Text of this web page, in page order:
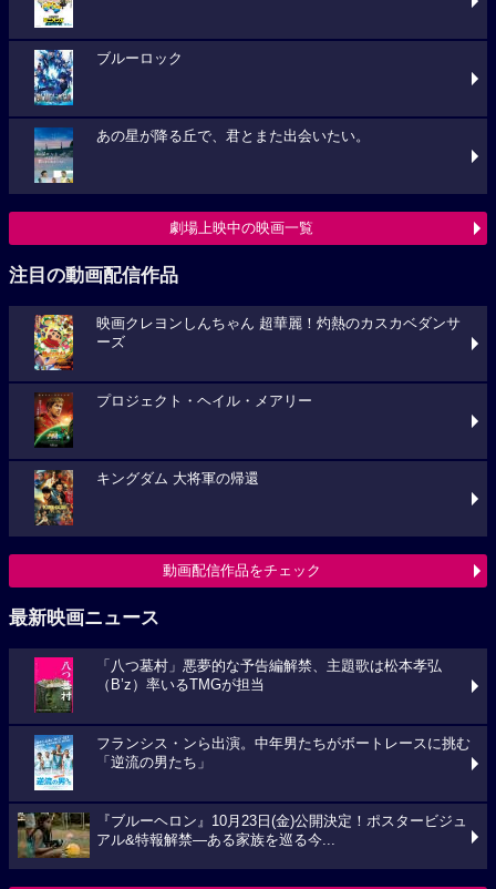
ブルーロック
あの星が降る丘で、君とまた出会いたい。
劇場上映中の映画一覧
注目の動画配信作品
映画クレヨンしんちゃん 超華麗！灼熱のカスカベダンサ
ーズ
プロジェクト・ヘイル・メアリー
キングダム 大将軍の帰還
動画配信作品をチェック
最新映画ニュース
「八つ墓村」悪夢的な予告編解禁、主題歌は松本孝弘
（B’z）率いるTMGが担当
フランシス・ンら出演。中年男たちがボートレースに挑む
「逆流の男たち」
『ブルーヘロン』10月23日(金)公開決定！ポスタービジュ
アル&特報解禁―ある家族を巡る今...